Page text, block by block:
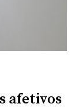
afetivos